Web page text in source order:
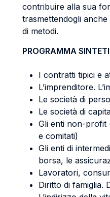
contribuire alla sua
trasmettendogli
di metodi.
PROGRAMMA
I contratti tipici e
L’imprenditore.
Le società di
Le società di
Gli enti non-profit
e comitati)
Gli enti di
borsa, le
Lavoratori,
Diritto di famiglia.